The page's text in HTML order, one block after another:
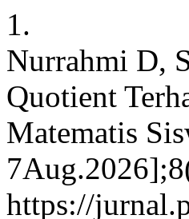
1.
Nurrahmi D,
Quotient
Matematis
https://